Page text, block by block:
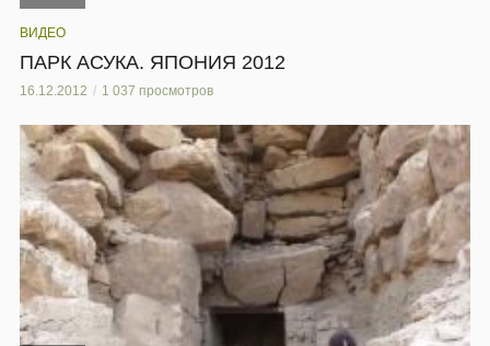
ВИДЕО
ПАРК АСУКА. ЯПОНИЯ 2012
16.12.2012 1 037 просмотров